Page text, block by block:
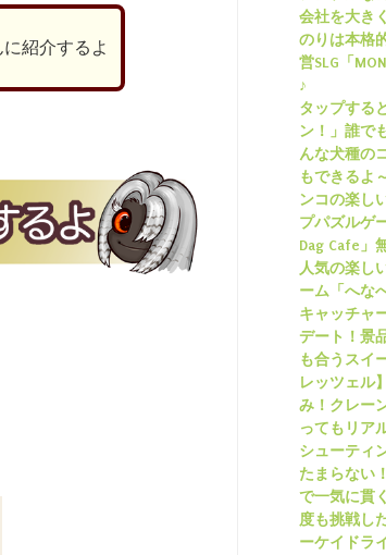
紹介するよ
会社を大き
のりは本格
営SLG「
♪
タップする
ン！」誰で
んな犬種の
もできるよ
ンコの楽し
プパズルゲ
Dag Cafe」
人気の楽し
ーム「へな
キャッチャ
デート！景
も合うスイ
レッツェル
み！クレー
ってもリア
シューティ
たまらない
で一気に貫
度も挑戦し
ーケイドラ